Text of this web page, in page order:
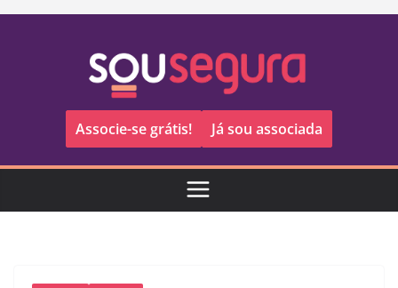
Pular
Associe-se grátis! Já sou associada